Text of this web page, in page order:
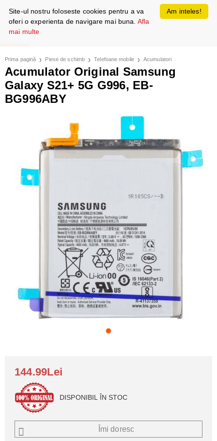
Prima pagină Piese de schimb Telefoane mobile Acumulatori
Acumulator Original Samsung
Galaxy S21+ 5G G996, EB-
BG996ABY
144.99Lei
DISPONIBIL ÎN STOC
Îmi doresc
Am inteles!
Site-ul nostru foloseste cookies pentru a va
oferi o experienta de navigare mai buna. Afla
mai multe